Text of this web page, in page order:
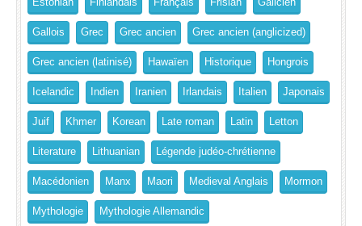
Gallois Grec Grec ancien Grec ancien (anglicized)
Grec ancien (latinisé) Hawaïen Historique Hongrois
Icelandic Indien Iranien Irlandais Italien Japonais
Juif Khmer Korean Late roman Latin Letton
Literature Lithuanian Légende judéo-chrétienne
Macédonien Manx Maori Medieval Anglais Mormon
Mythologie Mythologie Allemandic